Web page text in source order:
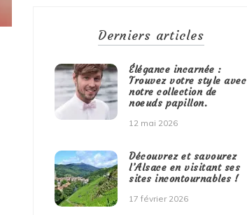
Derniers articles
Élégance incarnée :
Trouvez votre style avec
notre collection de
noeuds papillon.
12 mai 2026
Découvrez et savourez
l’Alsace en visitant ses
sites incontournables !
17 février 2026